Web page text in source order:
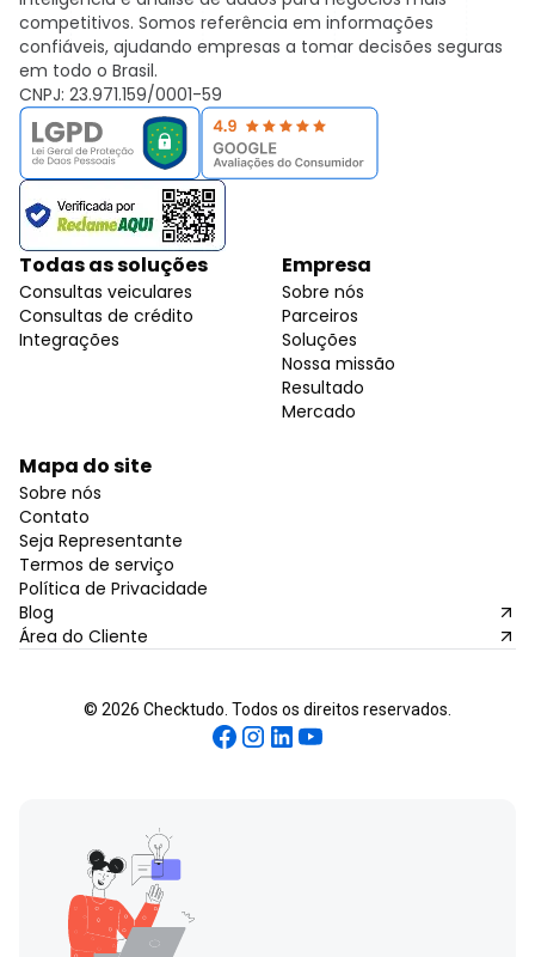
competitivos. Somos referência em informações
confiáveis, ajudando empresas a tomar decisões seguras
em todo o Brasil.
CNPJ: 23.971.159/0001-59
Todas as soluções
Consultas veiculares
Consultas de crédito
Integrações
Empresa
Sobre nós
Parceiros
Soluções
Nossa missão
Resultado
Mercado
Mapa do site
Sobre nós
Contato
Seja Representante
Termos de serviço
Política de Privacidade
Blog
Área do Cliente
© 2026 Checktudo. Todos os direitos reservados.